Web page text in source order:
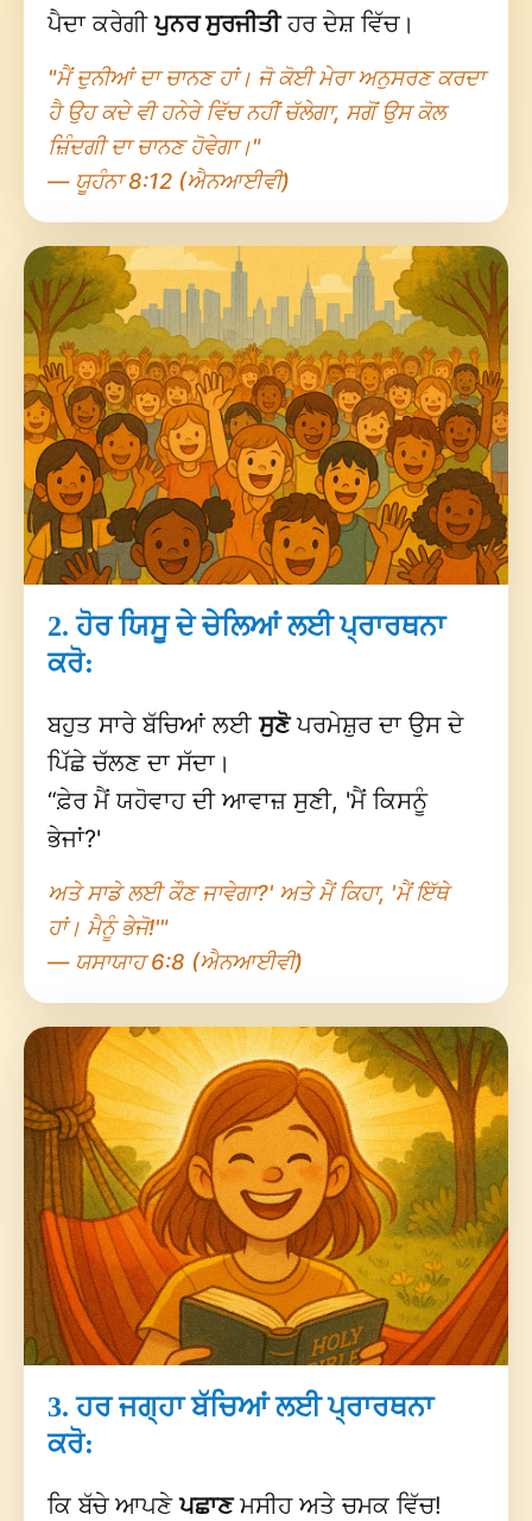
ਪੈਦਾ ਕਰੇਗੀਪੁਨਰ ਸੁਰਜੀਤੀਹਰ ਦੇਸ਼ ਵਿੱਚ।
"ਮੈਂ ਦੁਨੀਆਂ ਦਾ ਚਾਨਣ ਹਾਂ। ਜੋ ਕੋਈ ਮੇਰਾ ਅਨੁਸਰਣ ਕਰਦਾ
ਹੈ ਉਹ ਕਦੇ ਵੀ ਹਨੇਰੇ ਵਿੱਚ ਨਹੀਂ ਚੱਲੇਗਾ, ਸਗੋਂ ਉਸ ਕੋਲ
ਜ਼ਿੰਦਗੀ ਦਾ ਚਾਨਣ ਹੋਵੇਗਾ।"
— ਯੂਹੰਨਾ 8:12 (ਐਨਆਈਵੀ)
2. ਹੋਰ ਯਿਸੂ ਦੇ ਚੇਲਿਆਂ ਲਈ ਪ੍ਰਾਰਥਨਾ
ਕਰੋ:
ਬਹੁਤ ਸਾਰੇ ਬੱਚਿਆਂ ਲਈਸੁਣੋਪਰਮੇਸ਼ੁਰ ਦਾ ਉਸ ਦੇ
ਪਿੱਛੇ ਚੱਲਣ ਦਾ ਸੱਦਾ।
“ਫ਼ੇਰ ਮੈਂ ਯਹੋਵਾਹ ਦੀ ਆਵਾਜ਼ ਸੁਣੀ, 'ਮੈਂ ਕਿਸਨੂੰ
ਭੇਜਾਂ?'
ਅਤੇ ਸਾਡੇ ਲਈ ਕੌਣ ਜਾਵੇਗਾ?' ਅਤੇ ਮੈਂ ਕਿਹਾ, 'ਮੈਂ ਇੱਥੇ
ਹਾਂ। ਮੈਨੂੰ ਭੇਜੋ!'"
— ਯਸਾਯਾਹ 6:8 (ਐਨਆਈਵੀ)
3. ਹਰ ਜਗ੍ਹਾ ਬੱਚਿਆਂ ਲਈ ਪ੍ਰਾਰਥਨਾ
ਕਰੋ:
ਕਿ ਬੱਚੇ ਆਪਣੇਪਛਾਣਮਸੀਹ ਅਤੇ ਚਮਕ ਵਿੱਚ!